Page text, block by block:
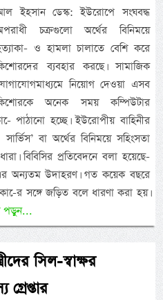
ইহসান ডেস্ক: ইউরোপে সংঘবদ্ধ
চক্রগুলো অর্থের বিনিময়ে
ও হামলা চালাতে বেশি করে
ব্যবহার করছে। সামাজিক
নিয়োগ দেওয়া এসব
অনেক সময় কম্পিউটার
পাঠানো হচ্ছে। ইউরোপীয় বাহিনীর
বা অর্থের বিনিময়ে সহিংসতা
বিবিসির প্রতিবেদনে বলা হয়েছে-
এর অন্যতম উদাহরণ। গত কয়েক বছরে
ের সঙ্গে জড়িত বলে ধারণা করা হয়।
পড়ুন...
সিল-স্বাক্ষর